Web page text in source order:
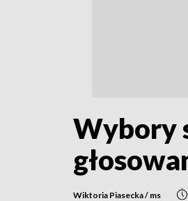
Wybory
Wiktoria Piasecka / ms